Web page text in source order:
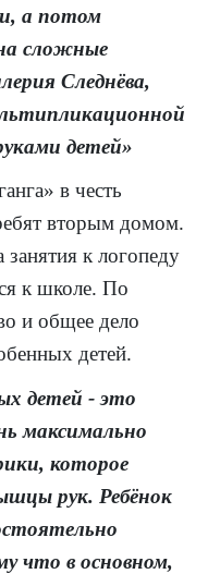
а потом
сложные
Следнёва,
детей»
в честь
вторым домом.
к логопеду
к школе. По
и общее дело
детей.
детей - это
максимально
которое
рук. Ребёнок
что в основном,